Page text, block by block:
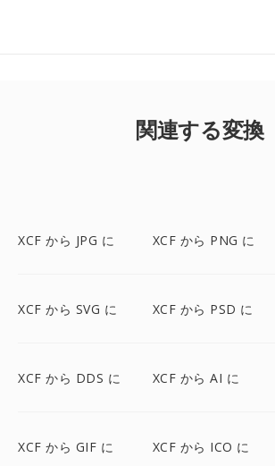
関連する変換
XCF から JPG に XCF から PNG に
XCF から SVG に XCF から PSD に
XCF から DDS に XCF から AI に
XCF から GIF に XCF から ICO に